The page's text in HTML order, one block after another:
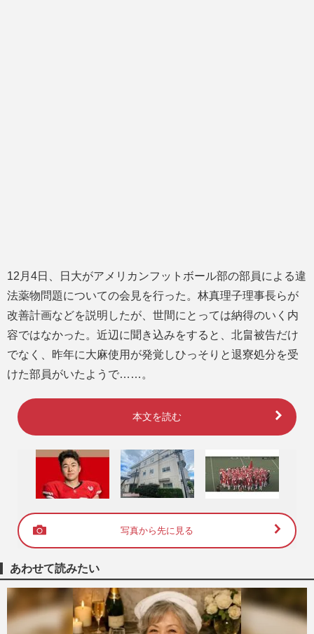
12月4日、日大がアメリカンフットボール部の部員による違
法薬物問題についての会見を行った。林真理子理事長らが
改善計画などを説明したが、世間にとっては納得のいく内
容ではなかった。近辺に聞き込みをすると、北畠被告だけ
でなく、昨年に大麻使用が発覚しひっそりと退寮処分を受
けた部員がいたようで……。
本文を読む
写真から先に見る
あわせて読みたい